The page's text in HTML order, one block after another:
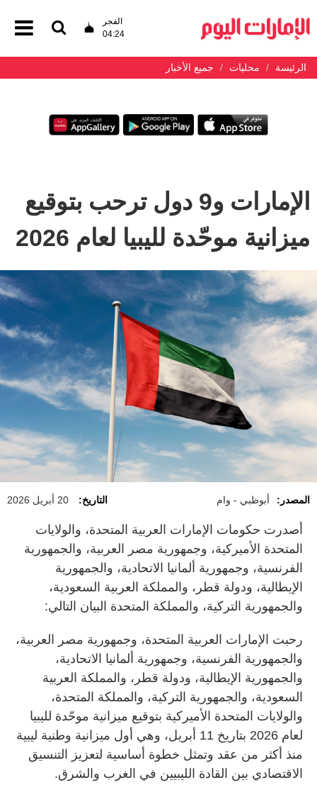
الفجر
04:24
الرئيسة محليات جميع الأخبار
الإمارات و9 دول ترحب بتوقيع
ميزانية موحّدة لليبيا لعام 2026
المصدر: أبوظبي - وام التاريخ: 20 أبريل 2026
أصدرت حكومات الإمارات العربية المتحدة، والولايات
المتحدة الأميركية، وجمهورية مصر العربية، والجمهورية
الفرنسية، وجمهورية ألمانيا الاتحادية، والجمهورية
الإيطالية، ودولة قطر، والمملكة العربية السعودية،
والجمهورية التركية، والمملكة المتحدة البيان التالي:
‏رحبت الإمارات العربية المتحدة، وجمهورية مصر العربية،
والجمهورية الفرنسية، وجمهورية ألمانيا الاتحادية،
والجمهورية الإيطالية، ودولة قطر، والمملكة العربية
السعودية، والجمهورية التركية، والمملكة المتحدة،
والولايات المتحدة الأميركية بتوقيع ميزانية موحّدة لليبيا
لعام 2026 بتاريخ 11 أبريل، وهي أول ميزانية وطنية ليبية
منذ أكثر من عقد وتمثل خطوة أساسية لتعزيز التنسيق
الاقتصادي بين القادة الليبيين في الغرب والشرق.